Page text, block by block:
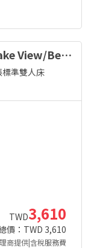
View/Bed)
標準雙人床
TWD3,610
價：TWD 3,610
商提供|含稅服務費